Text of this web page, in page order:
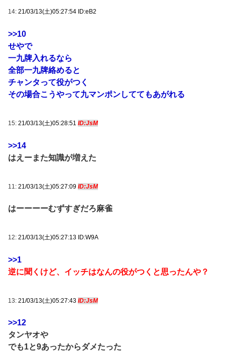
14: 21/03/13(土)05:27:54 ID:eB2
>>10
せやで
一九牌入れるなら
全部一九牌絡めると
チャンタって役がつく
その場合こうやって九マンポンしててもあがれる
15: 21/03/13(土)05:28:51 ID:JsM
>>14
はえーまた知識が増えた
11: 21/03/13(土)05:27:09 ID:JsM
はーーーーむずすぎだろ麻雀
12: 21/03/13(土)05:27:13 ID:W9A
>>1
逆に聞くけど、イッチはなんの役がつくと思ったんや？
13: 21/03/13(土)05:27:43 ID:JsM
>>12
タンヤオや
でも1と9あったからダメたった